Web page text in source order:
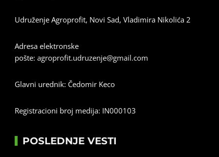
Udruženje Agroprofit, Novi Sad, Vladimira Nikolića 2
Adresa elektronske
pošte: agroprofit.udruzenje@gmail.com
Glavni urednik: Čedomir Keco
Registracioni broj medija: IN000103
POSLEDNJE VESTI